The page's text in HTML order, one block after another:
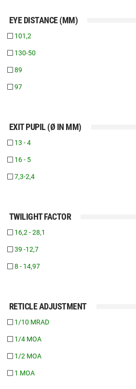
EYE DISTANCE (MM)
101,2
130-50
89
97
EXIT PUPIL (Ø IN MM)
13 - 4
16 - 5
7,3-2,4
TWILIGHT FACTOR
16,2 - 28,1
39 -12,7
8 - 14,97
RETICLE ADJUSTMENT
1/10 MRAD
1/4 MOA
1/2 MOA
1 MOA